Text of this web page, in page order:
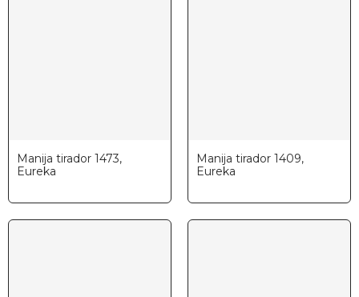
Manija tirador 1473,
Eureka
Manija tirador 1409,
Eureka